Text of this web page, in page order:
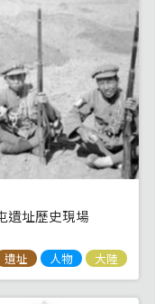
遺址歷史現場
遺址 人物 大陸